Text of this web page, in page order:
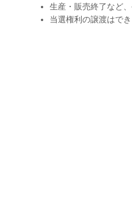
生産・販売終了など
当選権利の譲渡はでき